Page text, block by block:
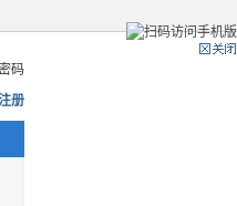
码
册